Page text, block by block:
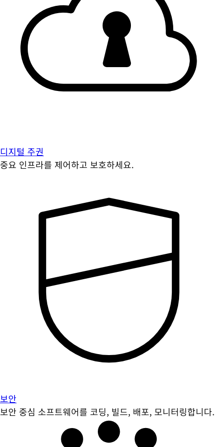
디지털 주권
중요 인프라를 제어하고 보호하세요.
보안
보안 중심 소프트웨어를 코딩, 빌드, 배포, 모니터링합니다.